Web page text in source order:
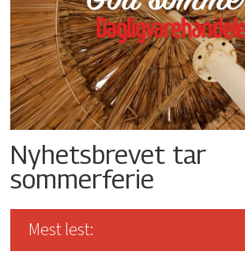
Nyhetsbrevet tar
sommerferie
Mest lest: